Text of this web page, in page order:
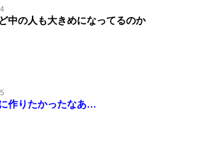
中の人も大きめになってるのか
作りたかったなあ…